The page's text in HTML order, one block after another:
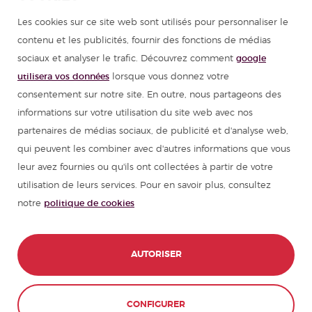
Cours d'espagnol
Colonies de vacances en Espagne
Ressources pour apprendre l'espagnol
Partenaires
Guide de voyage pour l'Espagne
droits réservés,
Les cookies sur ce site web sont utilisés pour personnaliser le
contenu et les publicités, fournir des fonctions de médias
sociaux et analyser le trafic. Découvrez comment google
utilisera vos données lorsque vous donnez votre
consentement sur notre site. En outre, nous partageons des
informations sur votre utilisation du site web avec nos
partenaires de médias sociaux, de publicité et d'analyse web,
qui peuvent les combiner avec d'autres informations que vous
leur avez fournies ou qu'ils ont collectées à partir de votre
utilisation de leurs services. Pour en savoir plus, consultez
notre politique de cookies
CONFIGURER
AUTORISER